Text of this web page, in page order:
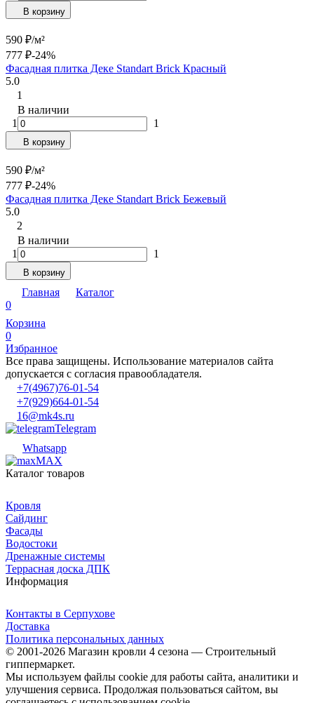
В корзину
590 ₽/м²
777 ₽-24%
Фасадная плитка Деке Standart Brick Красный
5.0
1
В наличии
1
1
В корзину
590 ₽/м²
777 ₽-24%
Фасадная плитка Деке Standart Brick Бежевый
5.0
2
В наличии
1
1
В корзину
Главная
Каталог
0
Корзина
0
Избранное
Все права защищены. Использование материалов сайта
допускается с согласия правообладателя.
+7(4967)76-01-54
+7(929)664-01-54
16@mk4s.ru
Telegram
Whatsapp
MAX
Каталог товаров
Кровля
Сайдинг
Фасады
Водостоки
Дренажные системы
Террасная доска ДПК
Информация
Контакты в Серпухове
Доставка
Политика персональных данных
© 2001-2026 Магазин кровли 4 сезона — Строительный
гиппермаркет.
Мы используем файлы cookie для работы сайта, аналитики и
улучшения сервиса. Продолжая пользоваться сайтом, вы